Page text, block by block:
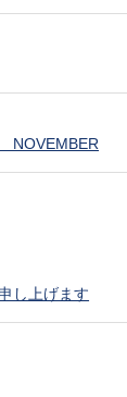
NOVEMBER
し上げます